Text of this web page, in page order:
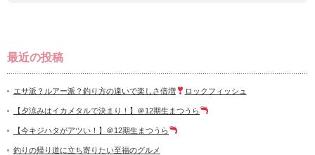
最近の投稿
エサ派？ルアー派？釣り方の違いで楽しさ倍増 ロックフィッシュ
【夕涼みはイカメタルで決まり！】＠12期生まつうら
【今キジハタがアツい！】＠12期生まつうら
釣りの帰り道に立ち寄りたい至福のグルメ